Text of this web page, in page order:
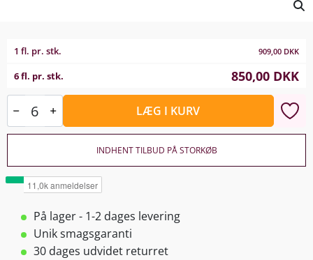
1 fl. pr. stk. 909,00 DKK
6 fl. pr. stk. 850,00 DKK
LÆG I KURV
INDHENT TILBUD PÅ STORKØB
På lager - 1-2 dages levering
Unik smagsgaranti
30 dages udvidet returret